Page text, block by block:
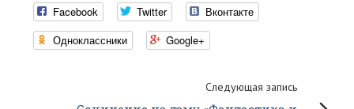
Facebook Twitter
Вконтакте
Одноклассники
Google+
Следующая запись